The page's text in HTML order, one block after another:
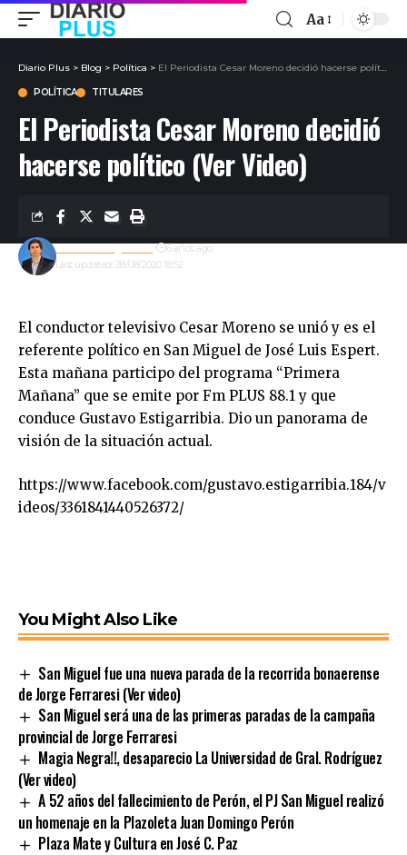
Aa
Diario Plus > Blog > Política > El Periodista Cesar Moreno decidió hacerse político (Ver Video)
POLÍTICA TITULARES
El Periodista Cesar Moreno decidió
hacerse político (Ver Video)
Last updated: 28/08/2020 18:52
Gustavo Estigarribia 6 años ago
El conductor televisivo Cesar Moreno se unió y es el
referente político en San Miguel de José Luis Espert.
Esta mañana participo del programa “Primera
Mañana” que se emite por Fm PLUS 88.1 y que
conduce Gustavo Estigarribia. Dio un panorama de
visión de la situación actual.
https://www.facebook.com/gustavo.estigarribia.184/v
ideos/3361841440526372/
You Might Also Like
San Miguel fue una nueva parada de la recorrida bonaerense
de Jorge Ferraresi (Ver video)
San Miguel será una de las primeras paradas de la campaña
provincial de Jorge Ferraresi
Magia Negra!!, desaparecio La Universidad de Gral. Rodríguez
(Ver video)
A 52 años del fallecimiento de Perón, el PJ San Miguel realizó
un homenaje en la Plazoleta Juan Domingo Perón
Plaza Mate y Cultura en José C. Paz